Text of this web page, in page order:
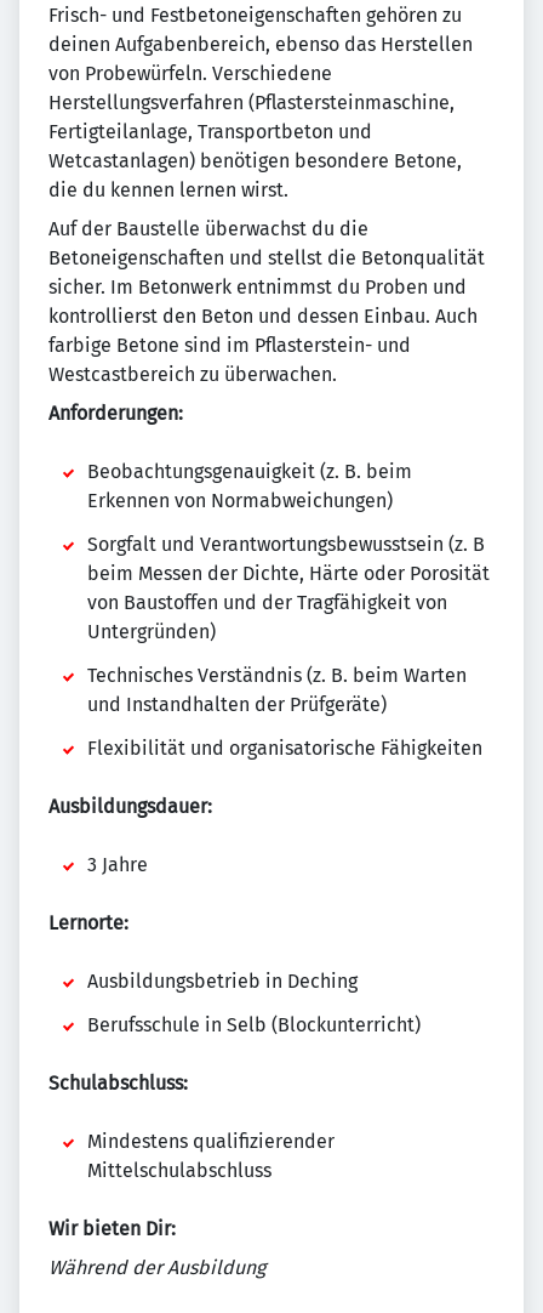
Frisch- und Festbetoneigenschaften gehören zu
deinen Aufgabenbereich, ebenso das Herstellen
von Probewürfeln. Verschiedene
Herstellungsverfahren (Pflastersteinmaschine,
Fertigteilanlage, Transportbeton und
Wetcastanlagen) benötigen besondere Betone,
die du kennen lernen wirst.
Auf der Baustelle überwachst du die
Betoneigenschaften und stellst die Betonqualität
sicher. Im Betonwerk entnimmst du Proben und
kontrollierst den Beton und dessen Einbau. Auch
farbige Betone sind im Pflasterstein- und
Westcastbereich zu überwachen.
Anforderungen:
Beobachtungsgenauigkeit (z. B. beim
Erkennen von Normabweichungen)
Sorgfalt und Verantwortungsbewusstsein (z. B
beim Messen der Dichte, Härte oder Porosität
von Baustoffen und der Tragfähigkeit von
Untergründen)
Technisches Verständnis (z. B. beim Warten
und Instandhalten der Prüfgeräte)
Flexibilität und organisatorische Fähigkeiten
Ausbildungsdauer:
3 Jahre
Lernorte:
Ausbildungsbetrieb in Deching
Berufsschule in Selb (Blockunterricht)
Schulabschluss:
Mindestens qualifizierender
Mittelschulabschluss
Wir bieten Dir:
Während der Ausbildung